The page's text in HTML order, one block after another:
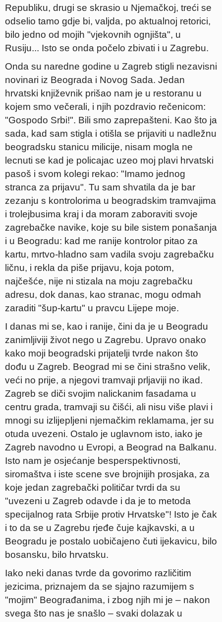
Republiku, drugi se skrasio u Njemačkoj, treći se
odselio tamo gdje bi, valjda, po aktualnoj retorici,
bilo jedno od mojih "vjekovnih ognjišta", u
Rusiju... Isto se onda počelo zbivati i u Zagrebu.
Onda su naredne godine u Zagreb stigli nezavisni
novinari iz Beograda i Novog Sada. Jedan
hrvatski književnik prišao nam je u restoranu u
kojem smo večerali, i njih pozdravio rečenicom:
"Gospodo Srbi!". Bili smo zaprepašteni. Kao što ja
sada, kad sam stigla i otišla se prijaviti u nadležnu
beogradsku stanicu milicije, nisam mogla ne
lecnuti se kad je policajac uzeo moj plavi hrvatski
pasoš i svom kolegi rekao: "Imamo jednog
stranca za prijavu". Tu sam shvatila da je bar
zezanju s kontrolorima u beogradskim tramvajima
i trolejbusima kraj i da moram zaboraviti svoje
zagrebačke navike, koje su bile sistem ponašanja
i u Beogradu: kad me ranije kontrolor pitao za
kartu, mrtvo-hladno sam vadila svoju zagrebačku
ličnu, i rekla da piše prijavu, koja potom,
najčešće, nije ni stizala na moju zagrebačku
adresu, dok danas, kao stranac, mogu odmah
zaraditi "šup-kartu" u pravcu Lijepe moje.
I danas mi se, kao i ranije, čini da je u Beogradu
zanimljiviji život nego u Zagrebu. Upravo onako
kako moji beogradski prijatelji tvrde nakon što
dođu u Zagreb. Beograd mi se čini strašno velik,
veći no prije, a njegovi tramvaji prljaviji no ikad.
Zagreb se diči svojim nalickanim fasadama u
centru grada, tramvaji su čišći, ali nisu više plavi i
mnogi su izlijepljeni njemačkim reklamama, jer su
otuda uvezeni. Ostalo je uglavnom isto, iako je
Zagreb navodno u Evropi, a Beograd na Balkanu.
Isto nam je osjećanje besperspektivnosti,
siromaštva i iste scene sve brojnijih prosjaka, za
koje jedan zagrebački političar tvrdi da su
"uvezeni u Zagreb odavde i da je to metoda
specijalnog rata Srbije protiv Hrvatske"! Isto je čak
i to da se u Zagrebu rjeđe čuje kajkavski, a u
Beogradu je postalo uobičajeno čuti ijekavicu, bilo
bosansku, bilo hrvatsku.
Iako neki danas tvrde da govorimo različitim
jezicima, priznajem da se sjajno razumijem s
"mojim" Beograđanima, i zbog njih mi je – nakon
svega što nas je snašlo – svaki dolazak u